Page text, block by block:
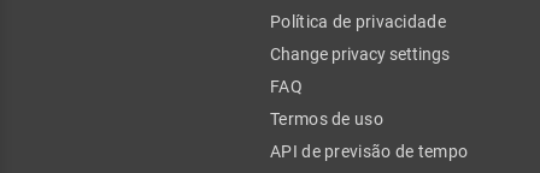
Política de privacidade
Change privacy settings
FAQ
Termos de uso
API de previsão de tempo